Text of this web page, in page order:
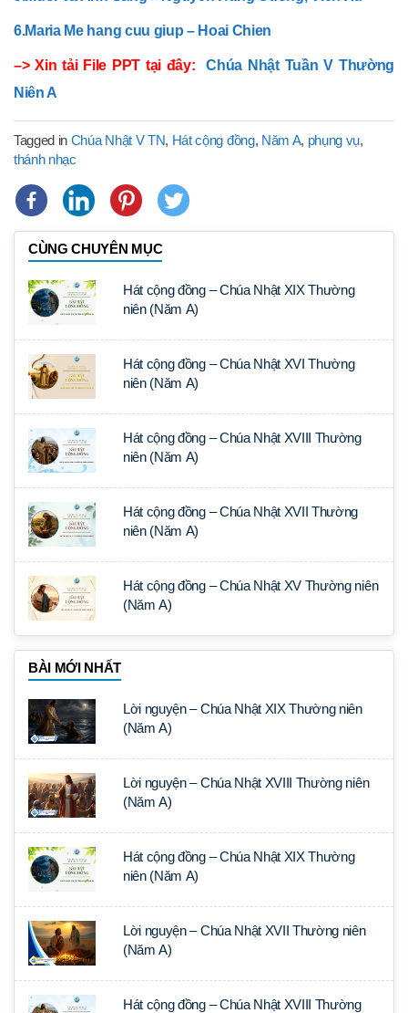
6.Maria Me hang cuu giup – Hoai Chien
–> Xin tải File PPT tại đây:Chúa Nhật Tuần V Thường
Niên A
Tagged in Chúa Nhật V TN, Hát cộng đồng, Năm A, phụng vụ,
thánh nhạc
CÙNG CHUYÊN MỤC
Hát cộng đồng – Chúa Nhật XIX Thường
niên (Năm A)
Hát cộng đồng – Chúa Nhật XVI Thường
niên (Năm A)
Hát cộng đồng – Chúa Nhật XVIII Thường
niên (Năm A)
Hát cộng đồng – Chúa Nhật XVII Thường
niên (Năm A)
Hát cộng đồng – Chúa Nhật XV Thường niên
(Năm A)
BÀI MỚI NHẤT
Lời nguyện – Chúa Nhật XIX Thường niên
(Năm A)
Lời nguyện – Chúa Nhật XVIII Thường niên
(Năm A)
Hát cộng đồng – Chúa Nhật XIX Thường
niên (Năm A)
Lời nguyện – Chúa Nhật XVII Thường niên
(Năm A)
Hát cộng đồng – Chúa Nhật XVIII Thường